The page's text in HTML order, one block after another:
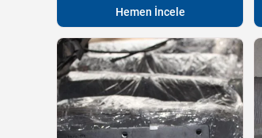
Hemen İncele